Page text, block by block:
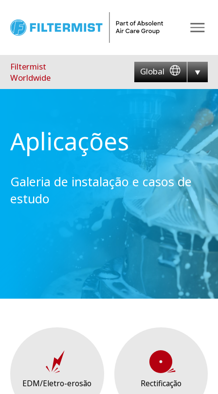
Filtermist
Worldwide
Global
Aplicações
Galeria de instalação e casos de
estudo
EDM/Eletro-erosão Rectificação